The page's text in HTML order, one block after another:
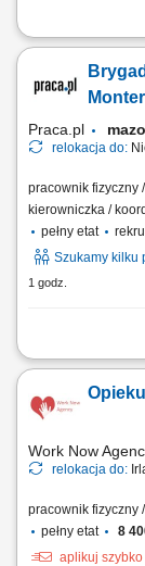
Zakres
przygotowanie
standardy
Praca.pl
relokacja do:
pracownik fizyczny
kierowniczka /
pełny etat
Szukamy kilku
1 godz.
Zakres
podstawie
oraz laserowego;
Work Now
relokacja do:
pracownik fizyczny
pełny etat
8
aplikuj szybko